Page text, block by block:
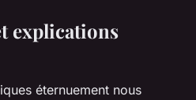
explications
éternuement nous